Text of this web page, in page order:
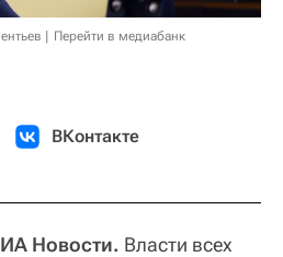
Перейти в медиабанк
ВКонтакте
Новости. Власти всех